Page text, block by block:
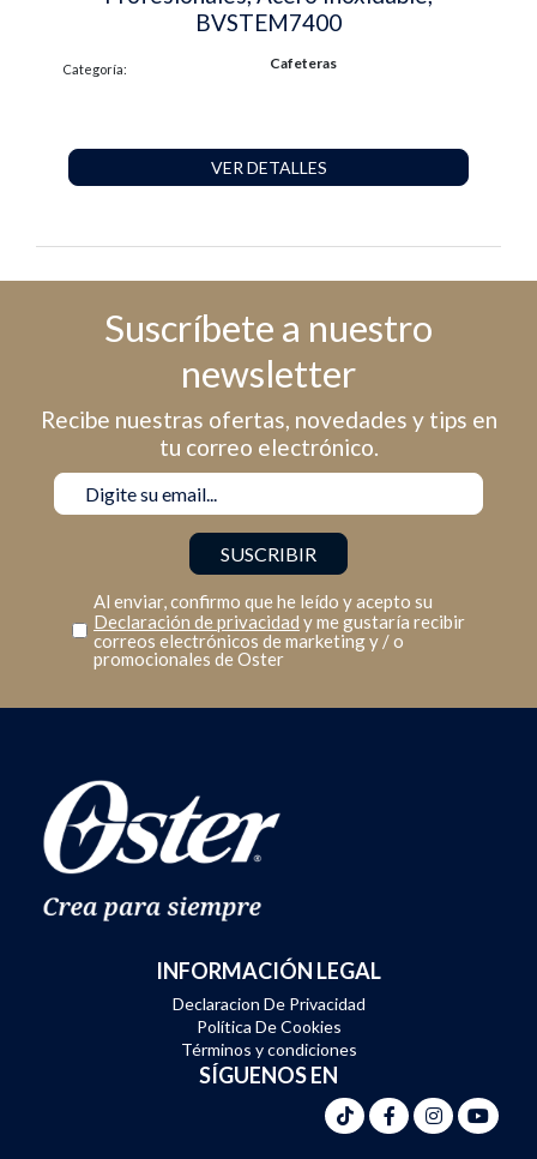
BVSTEM7400
Categoría: Cafeteras
VER DETALLES
Suscríbete a nuestro
newsletter
Recibe nuestras ofertas, novedades y tips en
tu correo electrónico.
Al enviar, confirmo que he leído y acepto su
Declaración de privacidad y me gustaría recibir
correos electrónicos de marketing y / o
promocionales de Oster
INFORMACIÓN LEGAL
Declaracion De Privacidad
Política De Cookies
Términos y condiciones
SÍGUENOS EN